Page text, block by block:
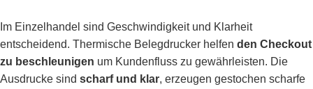
Im Einzelhandel sind Geschwindigkeit und Klarheit
entscheidend. Thermische Belegdrucker helfen den Checkout
zu beschleunigen um Kundenfluss zu gewährleisten. Die
Ausdrucke sind scharf und klar, erzeugen gestochen scharfe